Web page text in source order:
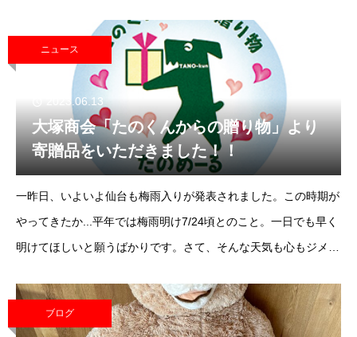
す。あいの実の活動を知る
ニュース
2023.06.13
大塚商会「たのくんからの贈り物」より
寄贈品をいただきました！！
一昨日、いよいよ仙台も梅雨入りが発表されました。この時期が
やってきたか...平年では梅雨明け7/24頃とのこと。一日でも早く
明けてほしいと願うばかりです。さて、そんな天気も心もジメジ
ちらッ!!
ブログ